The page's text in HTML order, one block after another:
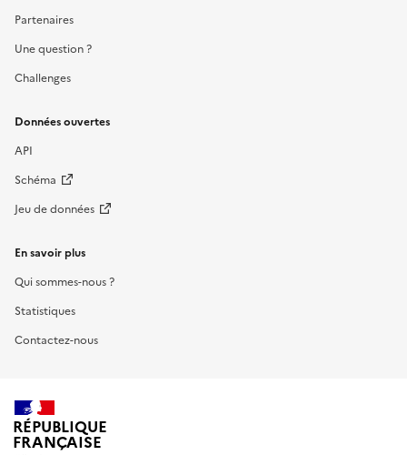
Partenaires
Une question ?
Challenges
Données ouvertes
API
Schéma
Jeu de données
En savoir plus
Qui sommes-nous ?
Statistiques
Contactez-nous
RÉPUBLIQUE
FRANÇAISE